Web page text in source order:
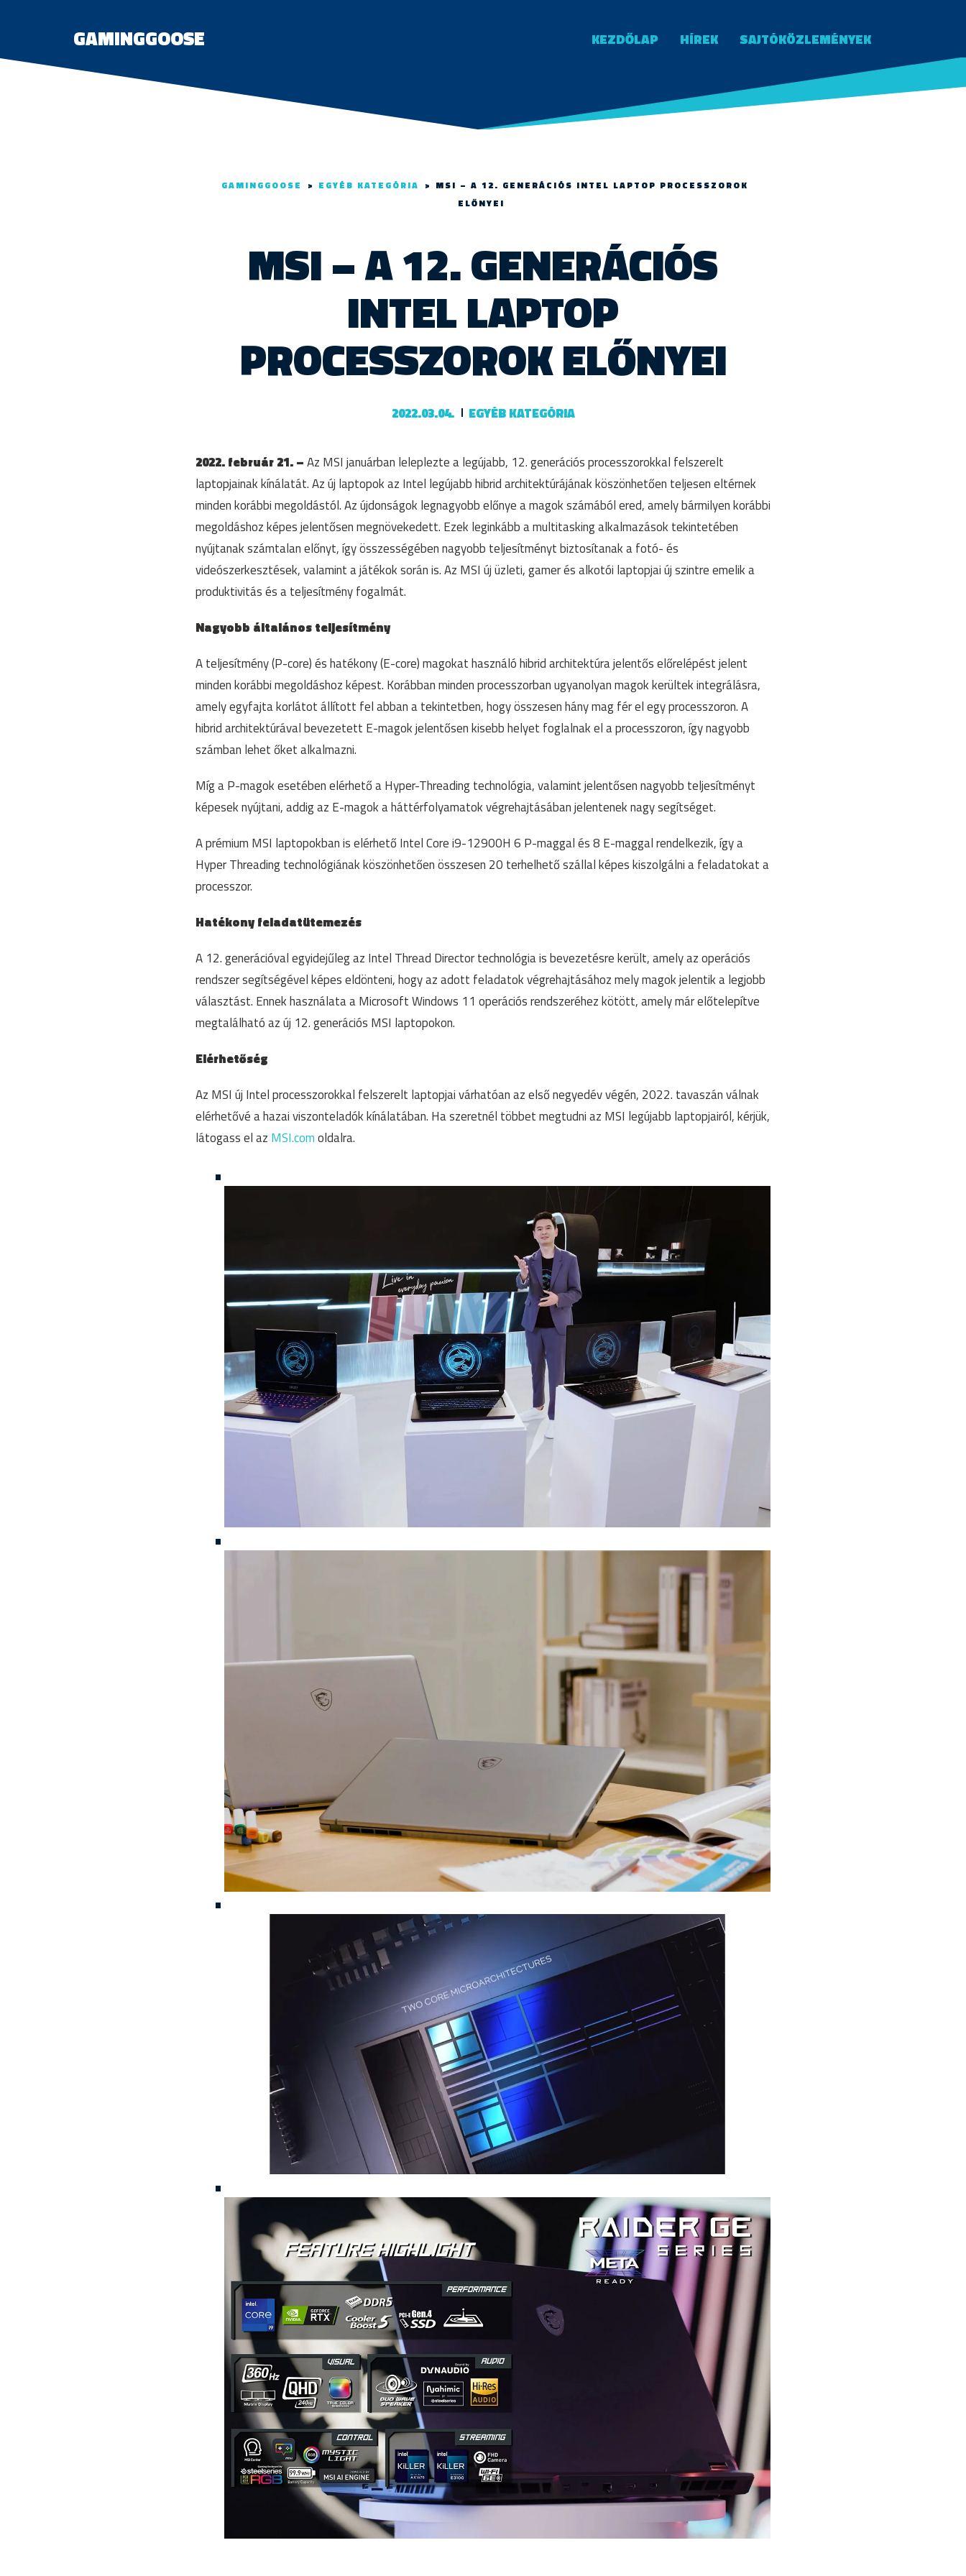
GAMINGGOOSE KEZDŐLAP HÍREK SAJTÓKÖZLEMÉNYEK
GAMINGGOOSE > EGYÉB KATEGÓRIA > MSI – A 12. GENERÁCIÓS INTEL LAPTOP PROCESSZOROK
ELŐNYEI
MSI – A 12. GENERÁCIÓS
INTEL LAPTOP
PROCESSZOROK ELŐNYEI
2022.03.04. EGYÉB KATEGÓRIA
2022. február 21. –Az MSI januárban leleplezte a legújabb, 12. generációs processzorokkal felszerelt
laptopjainak kínálatát. Az új laptopok az Intel legújabb hibrid architektúrájának köszönhetően teljesen eltérnek
minden korábbi megoldástól. Az újdonságok legnagyobb előnye a magok számából ered, amely bármilyen korábbi
megoldáshoz képes jelentősen megnövekedett. Ezek leginkább a multitasking alkalmazások tekintetében
nyújtanak számtalan előnyt, így összességében nagyobb teljesítményt biztosítanak a fotó- és
videószerkesztések, valamint a játékok során is. Az MSI új üzleti, gamer és alkotói laptopjai új szintre emelik a
produktivitás és a teljesítmény fogalmát.
Nagyobb általános teljesítmény
A teljesítmény (P-core) és hatékony (E-core) magokat használó hibrid architektúra jelentős előrelépést jelent
minden korábbi megoldáshoz képest. Korábban minden processzorban ugyanolyan magok kerültek integrálásra,
amely egyfajta korlátot állított fel abban a tekintetben, hogy összesen hány mag fér el egy processzoron. A
hibrid architektúrával bevezetett E-magok jelentősen kisebb helyet foglalnak el a processzoron, így nagyobb
számban lehet őket alkalmazni.
Míg a P-magok esetében elérhető a Hyper-Threading technológia, valamint jelentősen nagyobb teljesítményt
képesek nyújtani, addig az E-magok a háttérfolyamatok végrehajtásában jelentenek nagy segítséget.
A prémium MSI laptopokban is elérhető Intel Core i9-12900H 6 P-maggal és 8 E-maggal rendelkezik, így a
Hyper Threading technológiának köszönhetően összesen 20 terhelhető szállal képes kiszolgálni a feladatokat a
processzor.
Hatékony feladatütemezés
A 12. generációval egyidejűleg az Intel Thread Director technológia is bevezetésre került, amely az operációs
rendszer segítségével képes eldönteni, hogy az adott feladatok végrehajtásához mely magok jelentik a legjobb
választást. Ennek használata a Microsoft Windows 11 operációs rendszeréhez kötött, amely már előtelepítve
megtalálható az új 12. generációs MSI laptopokon.
Elérhetőség
Az MSI új Intel processzorokkal felszerelt laptopjai várhatóan az első negyedév végén, 2022. tavaszán válnak
elérhetővé a hazai viszonteladók kínálatában. Ha szeretnél többet megtudni az MSI legújabb laptopjairól, kérjük,
látogass el az MSI.comoldalra.